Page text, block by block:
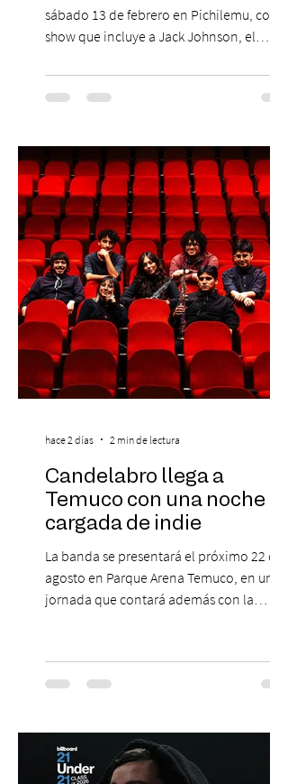
sábado 13 de febrero en Pichilemu, con un
show que incluye a Jack Johnson, el
El lunes 10 de agosto comienza la
Preventa Exclusiva Santander con 30%
stock). Posterior a esta preventa exclusiva
se da inicio a la segunda etapa con una
preventa con 20% descuento para los
clientes del mismo banco y 20% para las
personas que se pre inscribieron y el miérc
Candelabro llega a
Temuco con una noche
cargada de indie
La banda se presentará el próximo 22 de
agosto en Parque Arena Temuco, en una
jornada que contará además con la
agosto, el Parque Arena Temuco será
escenario de una noche dedicada al indie
banda que llegará a la capital de La
Araucanía para ofrecer un show cargado
de energía, guitarras y canciones que han
hace 2 días 2 min de lectura